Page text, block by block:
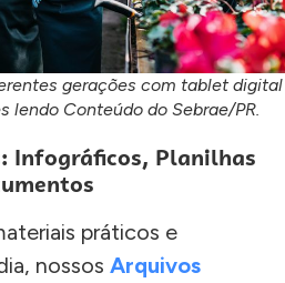
gerações com tablet digital
lendo Conteúdo do Sebrae/PR.
Infográficos, Planilhas
práticos e
nossos Arquivos